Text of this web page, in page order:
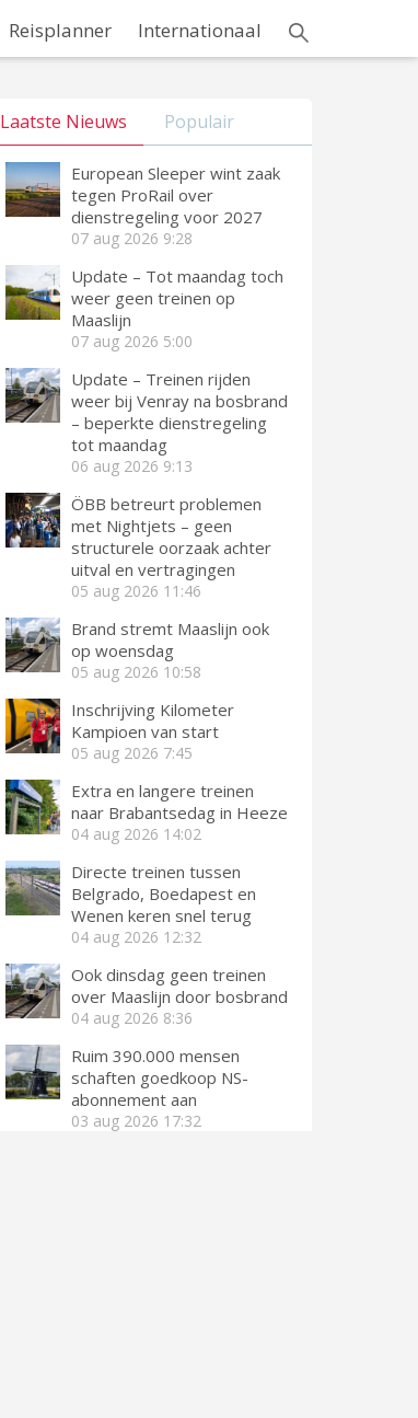
Reisplanner Internationaal
Laatste Nieuws Populair
European Sleeper wint zaak
tegen ProRail over
dienstregeling voor 2027
07 aug 2026 9:28
Update – Tot maandag toch
weer geen treinen op
Maaslijn
07 aug 2026 5:00
Update – Treinen rijden
weer bij Venray na bosbrand
– beperkte dienstregeling
tot maandag
06 aug 2026 9:13
ÖBB betreurt problemen
met Nightjets – geen
structurele oorzaak achter
uitval en vertragingen
05 aug 2026 11:46
Brand stremt Maaslijn ook
op woensdag
05 aug 2026 10:58
Inschrijving Kilometer
Kampioen van start
05 aug 2026 7:45
Extra en langere treinen
naar Brabantsedag in Heeze
04 aug 2026 14:02
Directe treinen tussen
Belgrado, Boedapest en
Wenen keren snel terug
04 aug 2026 12:32
Ook dinsdag geen treinen
over Maaslijn door bosbrand
04 aug 2026 8:36
Ruim 390.000 mensen
schaften goedkoop NS-
abonnement aan
03 aug 2026 17:32